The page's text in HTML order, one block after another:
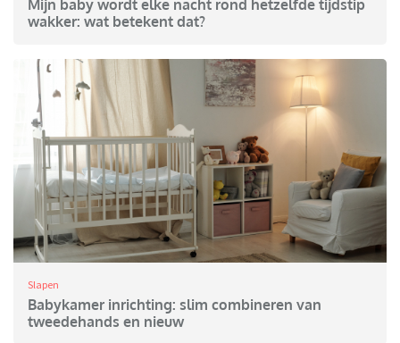
Mijn baby wordt elke nacht rond hetzelfde tijdstip
wakker: wat betekent dat?
Slapen
Babykamer inrichting: slim combineren van
tweedehands en nieuw